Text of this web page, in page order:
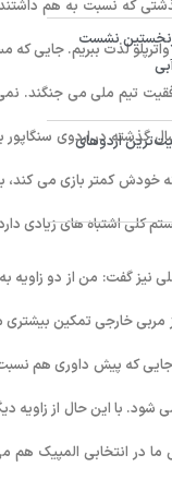
گذشتی که نسبت به هم
لذت ببریم. جایی که
تیم ملی می جنگند.
در اردوی سنگاپور
که خودش کمتر بازی می
اشتباه های زیادی
نیز گفت: من از دو زاویه
جایی که پیش داوری هم
شود. با این حال از
ما در انتخابی المپیک
نشست
اردوهای